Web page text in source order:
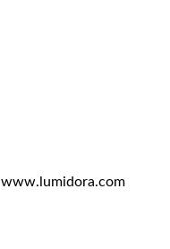
www.lumidora.com